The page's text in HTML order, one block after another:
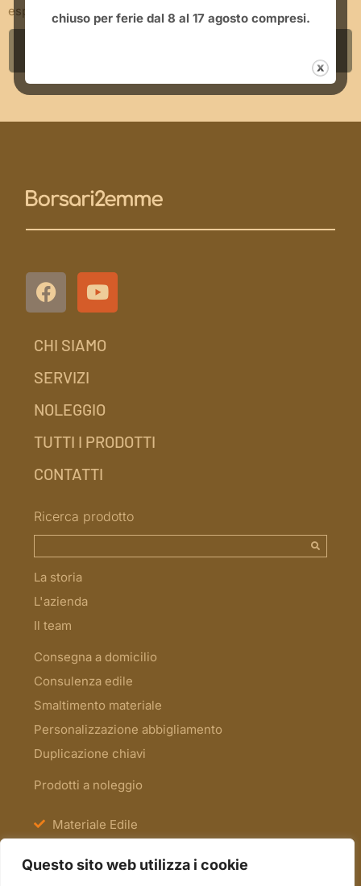
Questo sito web utilizza i cookie
espresso nella
Privacy Policy
CHI SIAMO
SERVIZI
NOLEGGIO
TUTTI I PRODOTTI
CONTATTI
Ricerca prodotto
La storia
L'azienda
Il team
Consegna a domicilio
Consulenza edile
Smaltimento materiale
Personalizzazione abbigliamento
Duplicazione chiavi
Prodotti a noleggio
Materiale Edile
Scale e Ponteggi
chiuso per ferie dal 8 al 17 agosto compresi.